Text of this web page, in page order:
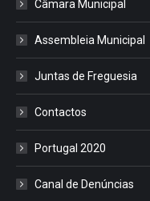
Câmara Municipal
Assembleia Municipal
Juntas de Freguesia
Contactos
Portugal 2020
Canal de Denúncias